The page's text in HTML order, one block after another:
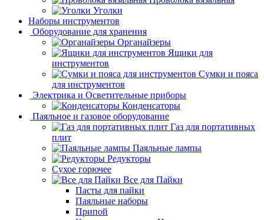
Уголки
Наборы инструментов
Оборудование для хранения
Органайзеры
Ящики для
инструментов
Сумки и пояса
для инструментов
Электрика и Осветительные приборы
Конденсаторы
Паяльное и газовое оборудование
Газ для портативных
плит
Паяльные лампы
Редукторы
Сухое горючее
Все для Пайки
Пасты для пайки
Паяльные наборы
Припой